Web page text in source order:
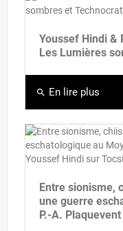
Youssef Hindi &
Les Lumières
search En lire plus
Entre sionisme,
une guerre
P.-A.